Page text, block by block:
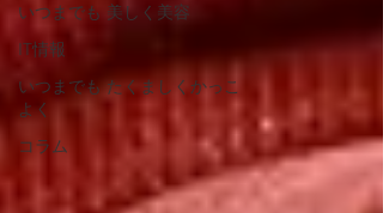
いつまでも ​美しく美容
IT情報
いつまでも ​たくましくかっこ
よく
コラム